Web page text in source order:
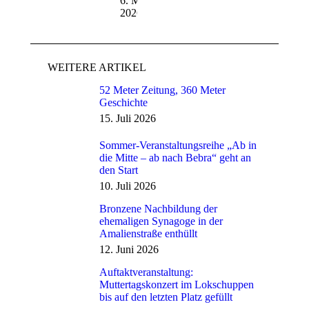
2026
WEITERE ARTIKEL
52 Meter Zeitung, 360 Meter
Geschichte
15. Juli 2026
Sommer-Veranstaltungsreihe „Ab in
die Mitte – ab nach Bebra“ geht an
den Start
10. Juli 2026
Bronzene Nachbildung der
ehemaligen Synagoge in der
Amalienstraße enthüllt
12. Juni 2026
Auftaktveranstaltung:
Muttertagskonzert im Lokschuppen
bis auf den letzten Platz gefüllt